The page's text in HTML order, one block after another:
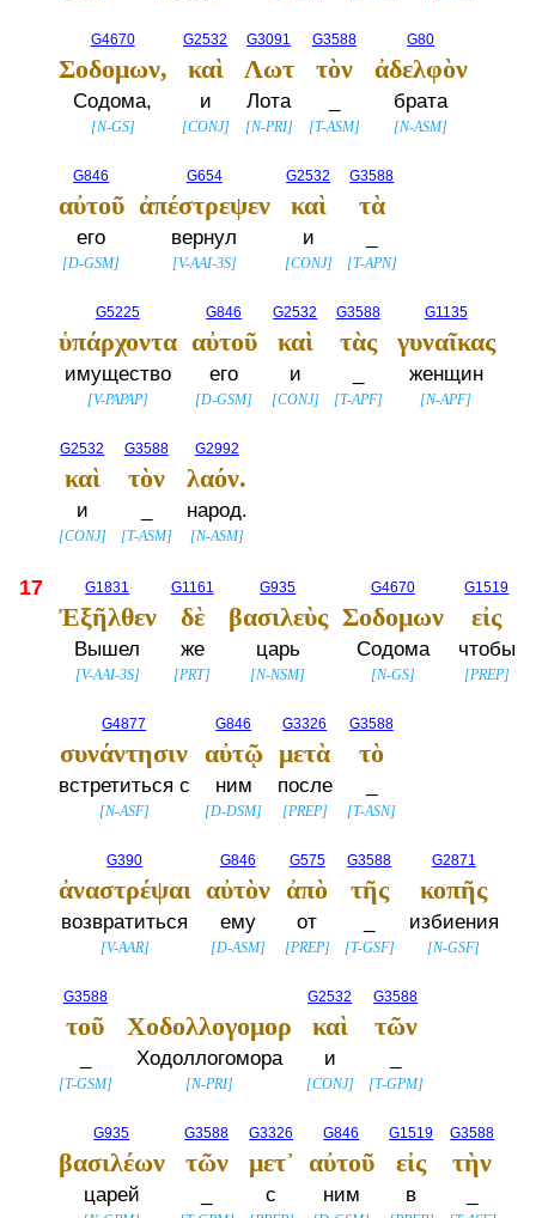
G4670
Σοδομων,
Содома,
[N-GS]
G2532
καὶ
и
[CONJ]
G3091
Λωτ
Лота
[N-PRI]
G3588
τὸν
[T-ASM]
G80
ἀδελφὸν
брата
[N-ASM]
G846
αὐτοῦ
его
[D-GSM]
G654
ἀπέστρεψεν
вернул
[V-AAI-3S]
G2532
καὶ
и
[CONJ]
G3588
τὰ
[T-APN]
G5225
ὑπάρχοντα
имущество
[V-PAPAP]
G846
αὐτοῦ
его
[D-GSM]
G2532
καὶ
и
[CONJ]
G3588
τὰς
[T-APF]
G1135
γυναῖκας
женщин
[N-APF]
G2532
καὶ
и
[CONJ]
G3588
τὸν
[T-ASM]
G2992
λαόν.
народ.
[N-ASM]
17 G1831
Ἐξῆλθεν
Вышел
[V-AAI-3S]
G1161
δὲ
же
[PRT]
G935
βασιλεὺς
царь
[N-NSM]
G4670
Σοδομων
Содома
[N-GS]
G1519
εἰς
чтобы
[PREP]
G4877
συνάντησιν
встретиться с
[N-ASF]
G846
αὐτῷ
ним
[D-DSM]
G3326
μετὰ
после
[PREP]
G3588
τὸ
[T-ASN]
G390
ἀναστρέψαι
возвратиться
[V-AAR]
G846
αὐτὸν
ему
[D-ASM]
G575
ἀπὸ
от
[PREP]
G3588
τῆς
[T-GSF]
G2871
κοπῆς
избиения
[N-GSF]
G3588
τοῦ
[T-GSM]
Χοδολλογομορ
Ходоллогомора
[N-PRI]
G2532
καὶ
и
[CONJ]
G3588
τῶν
[T-GPM]
G935
βασιλέων
царей
G3588
τῶν
G3326
μετ᾽
с
G846
αὐτοῦ
ним
G1519
εἰς
в
G3588
τὴν